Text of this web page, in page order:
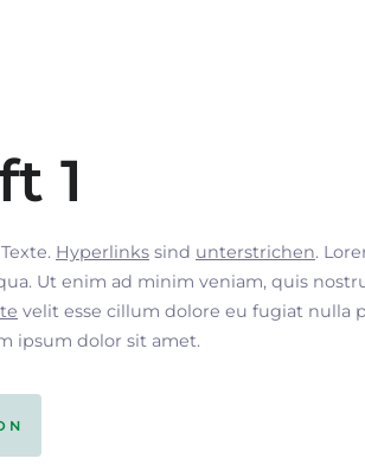
1
Hyperlinks sind unterstrichen.
Ut enim ad minim veniam, quis
velit esse cillum dolore eu fugiat nulla
ipsum dolor sit amet.